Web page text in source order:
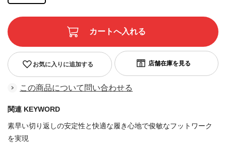
お気に入りに追加する
この商品について問い合わせる
関連 KEYWORD
素早い切り返しの安定性と快適な履き心地で俊敏なフットワーク
を実現